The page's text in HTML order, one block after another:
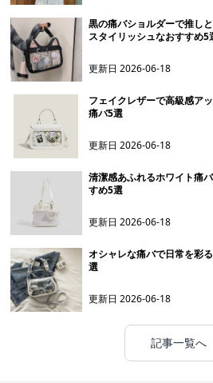
黒の痛バショルダーで推し
スタイリッシュなおすすめ5
更新日2026-06-18
フェイクレザーで高級感ア
痛バ5選
更新日2026-06-18
清潔感あふれるホワイト痛
すめ5選
更新日2026-06-18
オシャレな痛バで日常を彩
選
更新日2026-06-18
記事一覧へ